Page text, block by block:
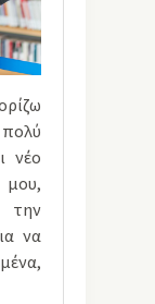
νέο
να